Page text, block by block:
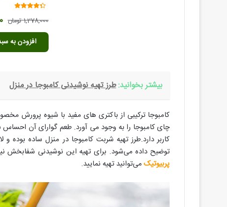
4.05
1,278,000تومان
افزودن به
بیشتر بخوانید:طرز تهيه نوشيدنی كامبوجا در منزل
کامبوجا ترکیبی از باکتری های مفید با شیوه پرورش
چای کامبوجا را به وجود می آورد. طعم گوارای آن
کاربر دارد.طرز تهیه شربت کامبوجا در منزل ساده بوده
توضیح داده می‌شود. برای تهیه این نوشیدنی شفابخش
پربیوتیک می‌توانید تهیه نمایید.